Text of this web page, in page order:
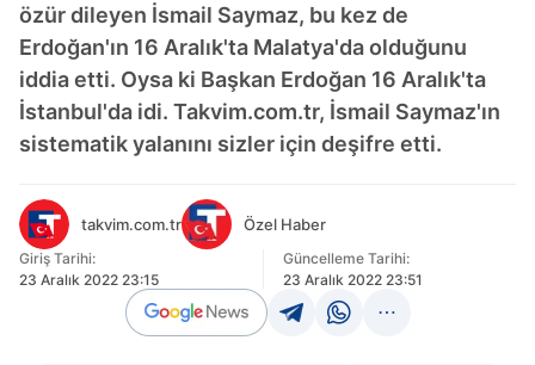
özür dileyen İsmail Saymaz, bu kez de
Erdoğan'ın 16 Aralık'ta Malatya'da olduğunu
iddia etti. Oysa ki Başkan Erdoğan 16 Aralık'ta
İstanbul'da idi. Takvim.com.tr, İsmail Saymaz'ın
sistematik yalanını sizler için deşifre etti.
takvim.com.tr Özel Haber
Giriş Tarihi:
23 Aralık 2022 23:15
Güncelleme Tarihi:
23 Aralık 2022 23:51